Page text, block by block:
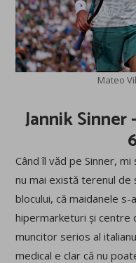
Mateo
Jannik
Când îl văd pe Sinner,
nu mai există terenul
blocului, că maidanele
hipermarketuri și centre
muncitor serios al
medical e clar că nu